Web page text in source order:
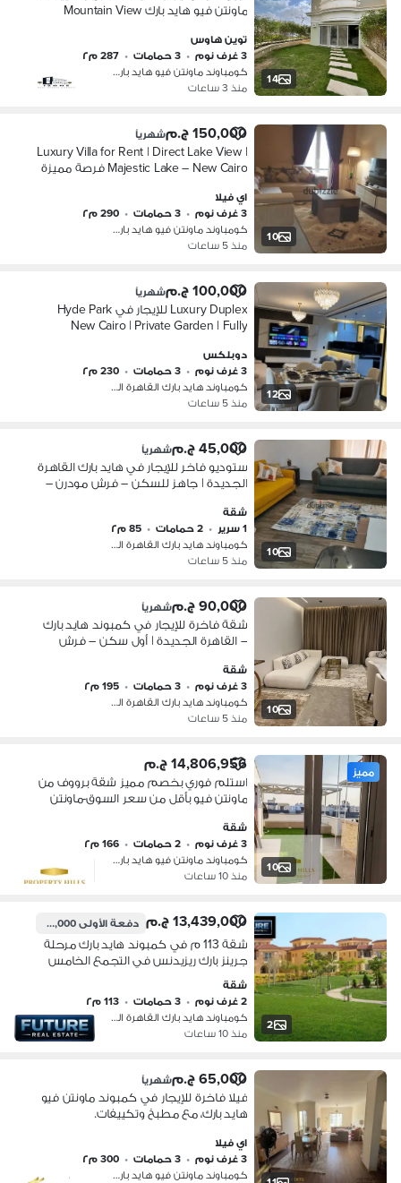
14
ماونتن فيو هايد بارك Mountain View
نوم 3 حمامات
توين هاوس
3 غرف نوم
• 3 حمامات • 287 م٢
كومباوند ماونتن فيو هايد بارك، التج…
منذ 3 ساعات
10
150,000 ج.م شهرياً
Luxury Villa for Rent | Direct Lake View |
Majestic Lake – New Cairo فرصة مميزة
بإطلالة مباشرة على Majestic Lake و
اي فيلا
3 غرف نوم
• 3 حمامات • 290 م٢
كومباوند ماونتن فيو هايد بارك، التج…
منذ 5 ساعات
12
100,000 ج.م شهرياً
Luxury Duplex للإيجار في Hyde Park
New Cairo | Private Garden | Fully
Luxury Dup
دوبلكس
3 غرف نوم
• 3 حمامات • 230 م٢
كومباوند هايد بارك القاهرة الجديدة،…
منذ 5 ساعات
10
45,000 ج.م شهرياً
ستوديو فاخر للإيجار في هايد بارك القاهرة
الجديدة | جاهز للسكن – فرش مودرن –
والخصوصية داخل أحد أفضل كمبوندات
القاهرة
شقة
1 سرير
• 2 حمامات • 85 م٢
كومباوند هايد بارك القاهرة الجديدة،…
منذ 5 ساعات
10
90,000 ج.م شهرياً
شقة فاخرة للإيجار في كمبوند هايد بارك
– القاهرة الجديدة | أول سكن – فرش
شقة Fir
شقة
3 غرف نوم
• 3 حمامات • 195 م٢
كومباوند هايد بارك القاهرة الجديدة،…
منذ 5 ساعات
10
مميز 14,806,956 ج.م
استلم فوري بخصم مميز شقة برووف من
ماونتن فيو بأقل من سعر السوق-ماونتن
شقة
3 غرف نوم
• 2 حمامات • 166 م٢
كومباوند ماونتن فيو هايد بارك، التج…
منذ 10 ساعات
2
13,439,000 ج.م دفعة الأولى2,300,000 ج.م
شقة 113 م في كمبوند هايد بارك مرحلة
جرينز بارك ريزيدنس في التجمع الخامس
شقة
2 غرف نوم
• 3 حمامات • 113 م٢
كومباوند هايد بارك القاهرة الجديدة،…
منذ 10 ساعات
65,000 ج.م شهرياً
فيلا فاخرة للإيجار في كمبوند ماونتن فيو
هايد بارك، مع مطبخ وتكييفات.
اي فيلا
3 غرف نوم
• 3 حمامات • 300 م٢
كومباوند ماونتن فيو هايد بارك، التج…